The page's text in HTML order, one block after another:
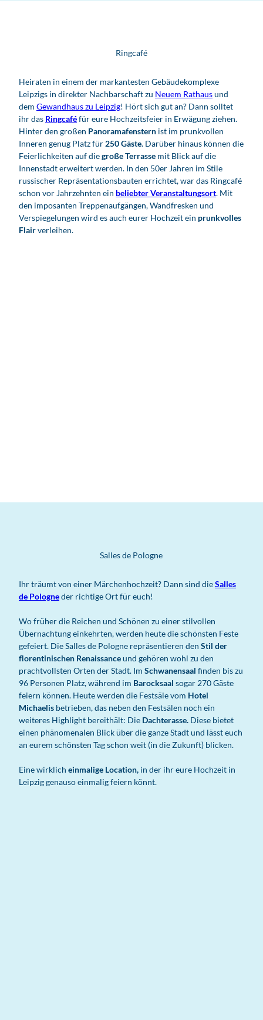
Ringcafé
Heiraten in einem der markantesten Gebäudekomplexe
Leipzigs in direkter Nachbarschaft zu Neuem Rathausund
dem Gewandhaus zu Leipzig! Hört sich gut an? Dann solltet
ihr das Ringcaféfür eure Hochzeitsfeier in Erwägung ziehen.
Hinter den großen Panoramafenstern ist im prunkvollen
Inneren genug Platz für 250 Gäste. Darüber hinaus können die
Feierlichkeiten auf diegroßeTerrasse mit Blick auf die
Innenstadt erweitert werden. In den 50er Jahren im Stile
russischer Repräsentationsbauten errichtet, war das Ringcafé
schon vor Jahrzehnten ein beliebter Veranstaltungsort. Mit
den imposanten Treppenaufgängen, Wandfresken und
Verspiegelungen wird es auch eurer Hochzeit ein prunkvolles
Flairverleihen.
Salles de Pologne
Ihr träumt von einer Märchenhochzeit? Dann sind dieSalles
de Pologneder richtige Ort für euch!
Wo früher die Reichen und Schönen zu einer stilvollen
Übernachtung einkehrten, werden heute die schönsten Feste
gefeiert. Die Salles de Pologne repräsentieren den Stil der
florentinischen Renaissanceund gehören wohl zu den
prachtvollsten Orten der Stadt. Im Schwanensaal finden bis zu
96 Personen Platz, während im Barocksaal sogar 270 Gäste
feiern können. Heute werden die Festsäle vom Hotel
Michaelis betrieben, das neben den Festsälen noch ein
weiteres Highlight bereithält: Die Dachterasse. Diese bietet
einen phänomenalen Blick über die ganze Stadt und lässt euch
an eurem schönsten Tag schon weit (in die Zukunft) blicken.
Eine wirklich einmalige Location, in der ihr eure Hochzeit in
Leipzig genauso einmalig feiern könnt.